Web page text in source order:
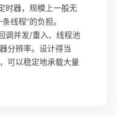
时器，规模上一般无
线程”的负担。
调并发/重入、线程池
分辨率。设计得当
可以稳定地承载大量